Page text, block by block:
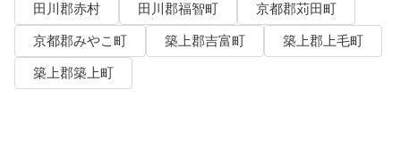
田川郡赤村
田川郡福智町
京都郡苅田町
京都郡みやこ町
築上郡吉富町
築上郡上毛町
築上郡築上町